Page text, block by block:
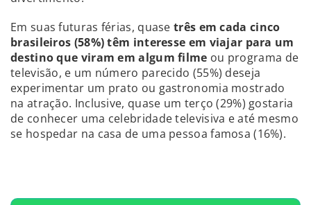
Em suas futuras férias, quase três em cada cinco
brasileiros (58%) têm interesse em viajar para um
destino que viram em algum filme ou programa de
televisão, e um número parecido (55%) deseja
experimentar um prato ou gastronomia mostrado
na atração. Inclusive, quase um terço (29%) gostaria
de conhecer uma celebridade televisiva e até mesmo
se hospedar na casa de uma pessoa famosa (16%).